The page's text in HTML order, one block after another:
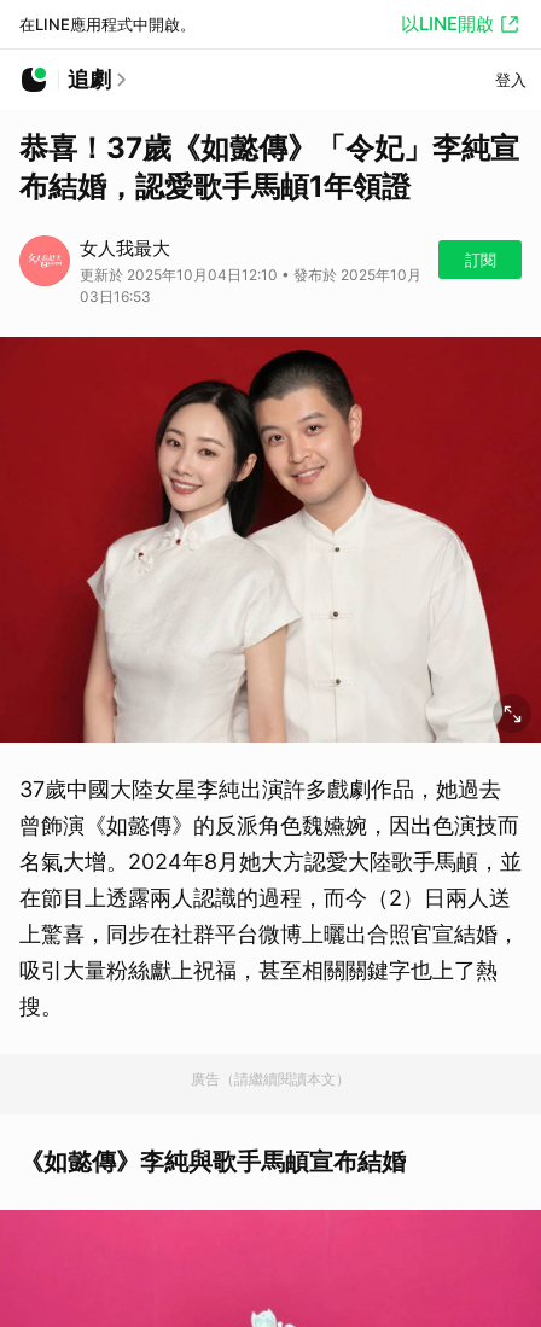
在LINE應用程式中開啟。 以LINE開啟
追劇 登入
恭喜！37歲《如懿傳》「令妃」李純宣
布結婚，認愛歌手馬頔1年領證
女人我最大
更新於 2025年10月04日12:10 • 發布於 2025年10月
03日16:53
訂閱
37歲中國大陸女星李純出演許多戲劇作品，她過去
曾飾演《如懿傳》的反派角色魏嬿婉，因出色演技而
名氣大增。2024年8月她大方認愛大陸歌手馬頔，並
在節目上透露兩人認識的過程，而今（2）日兩人送
上驚喜，同步在社群平台微博上曬出合照官宣結婚，
吸引大量粉絲獻上祝福，甚至相關關鍵字也上了熱
搜。
廣告（請繼續閱讀本文）
《如懿傳》李純與歌手馬頔宣布結婚